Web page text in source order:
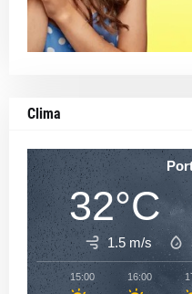
Clima
32°C
1.5 m/s
15:00 16:00